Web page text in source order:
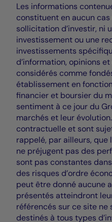
Les informations
constituent en aucun
sollicitation d’investir, ni
investissement ou une
investissements
d’information, opinions
considérés comme
établissement en
financier et boursier du
sentiment à ce jour du
marchés et leur
contractuelle et sont
rappelé, par ailleurs, que
ne préjugent pas des
sont pas constantes
des risques d’ordre
peut être donné aucune
présentés atteindront
référencés sur ce site
destinés à tous types